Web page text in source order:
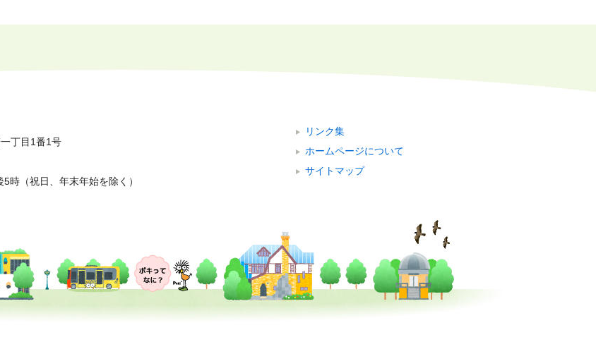
リンク集
ホームページについて
サイトマップ
丁目1番1号
時（祝日、年末年始を除く）